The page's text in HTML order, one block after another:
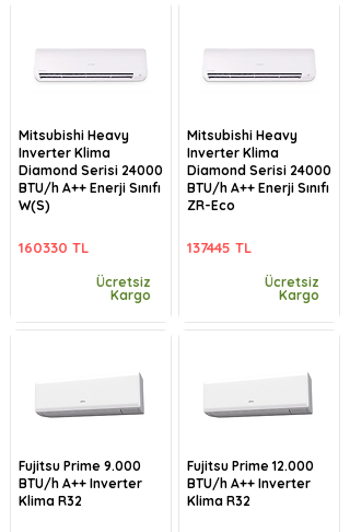
Mitsubishi Heavy
Inverter Klima
Diamond Serisi 24000
BTU/h A++ Enerji Sınıfı
W(S)
160330 TL
Ücretsiz
Kargo
Fujitsu Prime 9.000
BTU/h A++ Inverter
Klima R32
Mitsubishi Heavy
Inverter Klima
Diamond Serisi 24000
BTU/h A++ Enerji Sınıfı
ZR-Eco
137445 TL
Ücretsiz
Kargo
Fujitsu Prime 12.000
BTU/h A++ Inverter
Klima R32